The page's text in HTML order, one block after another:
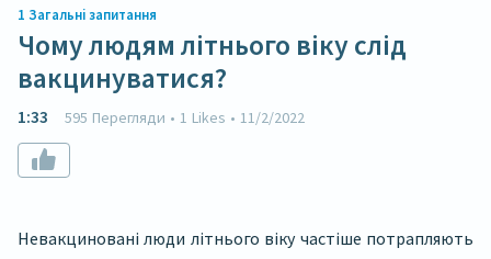
1 Загальні запитання
Чому людям літнього віку слід
вакцинуватися?
1:33 595 Перегляди • 1 Likes • 11/2/2022
Невакциновані люди літнього віку частіше потрапляють